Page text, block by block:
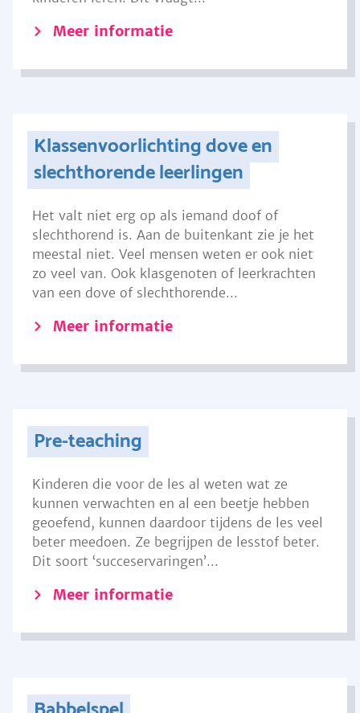
Meer informatie
Klassenvoorlichting dove en
slechthorende leerlingen
Het valt niet erg op als iemand doof of
slechthorend is. Aan de buitenkant zie je het
meestal niet. Veel mensen weten er ook niet
zo veel van. Ook klasgenoten of leerkrachten
van een dove of slechthorende...
Meer informatie
Pre-teaching
Kinderen die voor de les al weten wat ze
kunnen verwachten en al een beetje hebben
geoefend, kunnen daardoor tijdens de les veel
beter meedoen. Ze begrijpen de lesstof beter.
Dit soort ‘succeservaringen’...
Meer informatie